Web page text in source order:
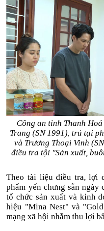
Công an tỉnh Thanh
Trang (SN 1991), trú tại
và Trương Thoại Vinh
điều tra tội "Sản xuất,
Theo tài liệu điều tra, lợi
phẩm yến chưng sẵn ngày
tổ chức sản xuất và kinh
hiệu "Mina Nest" và
mạng xã hội nhằm thu lợi